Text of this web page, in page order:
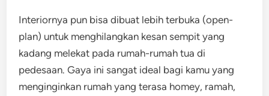
Interiornya pun bisa dibuat lebih terbuka (open-
plan) untuk menghilangkan kesan sempit yang
kadang melekat pada rumah-rumah tua di
pedesaan. Gaya ini sangat ideal bagi kamu yang
menginginkan rumah yang terasa homey, ramah,